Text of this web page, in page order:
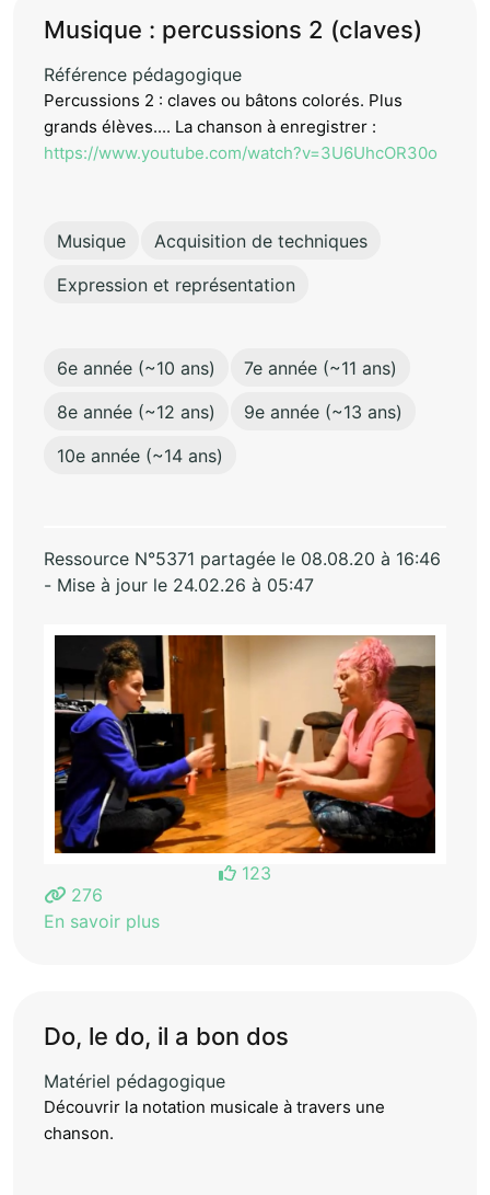
Musique : percussions 2 (claves)
Référence pédagogique
Percussions 2 : claves ou bâtons colorés. Plus
grands élèves.... La chanson à enregistrer :
https://www.youtube.com/watch?v=3U6UhcOR30o
Musique
Acquisition de techniques
Expression et représentation
6e année (~10 ans)
7e année (~11 ans)
8e année (~12 ans)
9e année (~13 ans)
10e année (~14 ans)
Ressource N°5371 partagée le 08.08.20 à 16:46
- Mise à jour le 24.02.26 à 05:47
123
276
En savoir plus
Do, le do, il a bon dos
Matériel pédagogique
Découvrir la notation musicale à travers une
chanson.